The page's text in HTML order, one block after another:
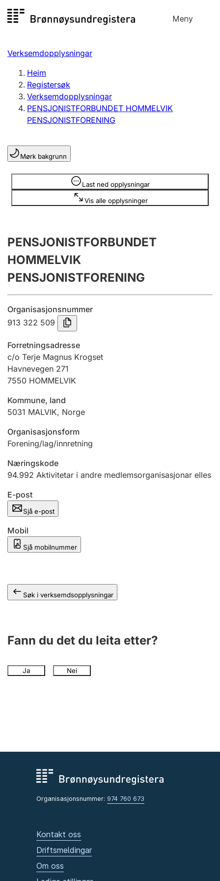
til
Meny
Registersøk
Aksjeselskap
Enkeltpersonføretak
Registrere, endre, slette
Lag og foreining
Registrere, endre, slette
Fleire organisasjonsformer
Årsrekneskap
Innsending og forseinkingsgebyr
Jeger
Betaling og jegeravgiftskort
Ektepaktrettleiaren
Andre tema
Verksemdopplysningar
Heim
Registersøk
Verksemdopplysningar
PENSJONISTFORBUNDET HOMMELVIK
PENSJONISTFORENING
Mørk bakgrunn
Last ned opplysningar
Vis alle opplysninger
Opplysninger er skjult
PENSJONISTFORBUNDET
HOMMELVIK
PENSJONISTFORENING
Organisasjonsnummer
913 322 509
Forretningsadresse
c/o Terje Magnus Krogset
Havnevegen 271
7550 HOMMELVIK
Kommune, land
5031 MALVIK, Norge
Organisasjonsform
Forening/lag/innretning
Næringskode
94.992 Aktivitetar i andre medlemsorganisasjonar elles
E-post
Sjå e-post
Mobil
Sjå mobilnummer
Søk i verksemdsopplysningar
Fann du det du leita etter?
Ja Nei
Organisasjonsnummer: 974 760 673
Kontakt oss
Driftsmeldingar
Om oss